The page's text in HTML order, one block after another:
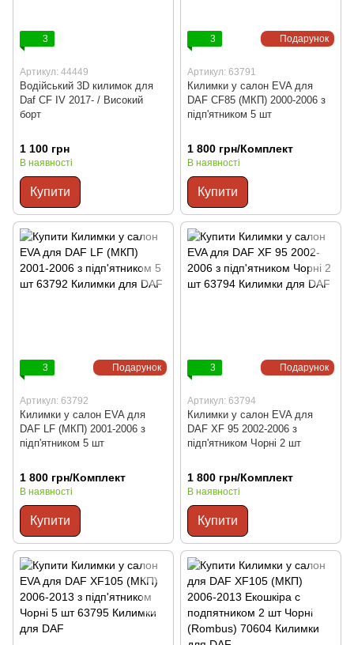
3
Артикул: 44449
Водійський 3D килимок для
Daf CF IV 2017- / Високий
борт
1 100 грн
В наявності
Купити
Подарунок
3
Артикул: 63791
Килимки у салон EVA для
DAF CF85 (МКП) 2000-2006 з
підп'ятником 5 шт
1 800 грн/Комплект
В наявності
Купити
Подарунок
3
Артикул: 63792
Килимки у салон EVA для
DAF LF (МКП) 2001-2006 з
підп'ятником 5 шт
1 800 грн/Комплект
В наявності
Купити
Подарунок
3
Артикул: 63794
Килимки у салон EVA для
DAF XF 95 2002-2006 з
підп'ятником Чорні 2 шт
1 800 грн/Комплект
В наявності
Купити